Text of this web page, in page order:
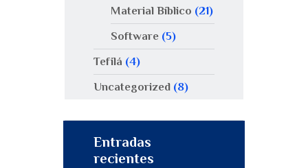
Material Bíblico (21)
Software(5)
Tefilá (4)
Uncategorized (8)
Entradas
recientes